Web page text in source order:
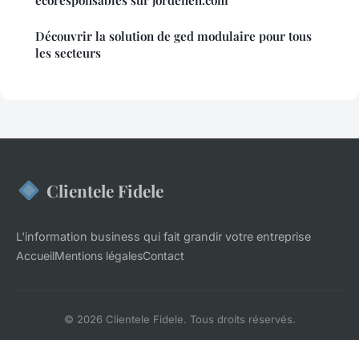
Découvrir la solution de ged modulaire pour tous
les secteurs
Clientele Fidele
L'information business qui fait grandir votre entreprise
AccueilMentions légalesContact
© 2026 Clientele Fidele. Tous droits réservés.